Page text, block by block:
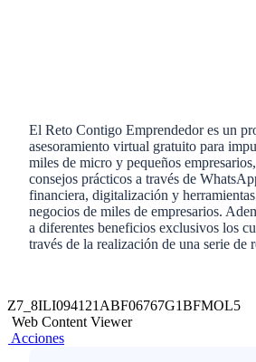
El Reto Contigo Emprendedor es un
asesoramiento virtual gratuito para
miles de micro y pequeños
consejos prácticos a través de
financiera, digitalización y
negocios de miles de empresarios.
a diferentes beneficios exclusivos los
través de la realización de una serie de
Z7_8ILI094121ABF06767G1BFMOL5
Web Content Viewer
Acciones